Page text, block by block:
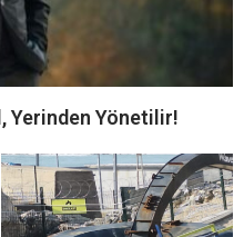
Yerinden Yönetilir!